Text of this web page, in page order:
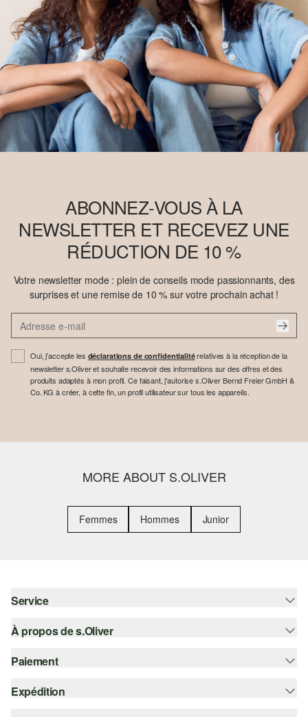
ABONNEZ-VOUS À LA
NEWSLETTER ET RECEVEZ UNE
RÉDUCTION DE 10 %
Votre newsletter mode : plein de conseils mode passionnants, des
surprises et une remise de 10 % sur votre prochain achat !
Oui, j'accepte les déclarations de confidentialitérelatives à la réception de la
newsletter s.Oliver et souhaite recevoir des informations sur des offres et des
produits adaptés à mon profil. Ce faisant, j'autorise s.Oliver Bernd Freier GmbH &
Co. KG à créer, à cette fin, un profil utilisateur sur tous les appareils.
MORE ABOUT S.OLIVER
Femmes Hommes Junior
Service
Aide - FAQ
Guide des tailles
À propos de s.Oliver
S'abonner à la Newsletter
s.Oliver Card
Paiement
Sur facture
Expédition